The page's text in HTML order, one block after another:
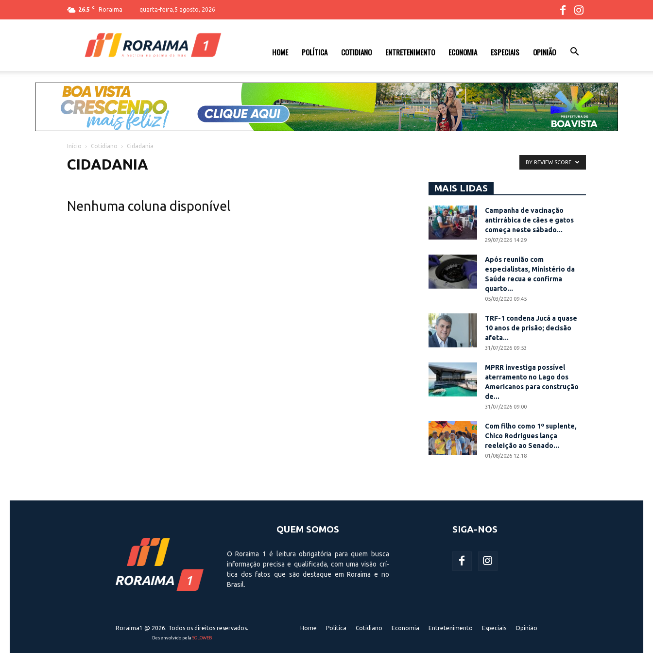
26.5 C Roraima quarta-feira,5 agosto, 2026
HOME POLÍTICA COTIDIANO ENTRETENIMENTO ECONOMIA ESPECIAIS OPINIÃO
Início Cotidiano Cidadania
CIDADANIA BY REVIEW SCORE
Nenhuma coluna disponível
MAIS LIDAS
Campanha de vacinação
antirrábica de cães e gatos
começa neste sábado...
29/07/2026 14:29
Após reunião com
especialistas, Ministério da
Saúde recua e confirma
quarto...
05/03/2020 09:45
TRF-1 condena Jucá a quase
10 anos de prisão; decisão
afeta...
31/07/2026 09:53
MPRR investiga possível
aterramento no Lago dos
Americanos para construção
de...
31/07/2026 09:00
Com filho como 1º suplente,
Chico Rodrigues lança
reeleição ao Senado...
01/08/2026 12:18
QUEM SOMOS
O Roraima 1 é leitura obrigatória para quem busca
informação precisa e qualificada, com uma visão crí­
tica dos fatos que são destaque em Roraima e no
Brasil.
SIGA-NOS
Home Política Cotidiano Economia Entretenimento Especiais Opinião
Roraima1 @ 2026. Todos os direitos reservados.
Desenvolvido pela SOLOWEB